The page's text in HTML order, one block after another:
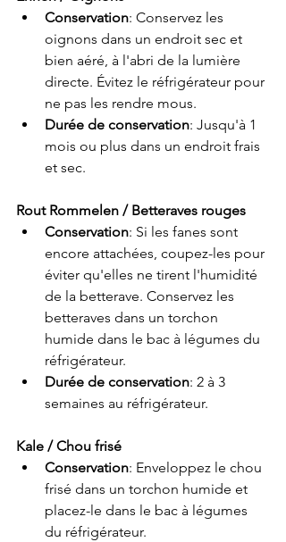
Conservation: Conservez les
oignons dans un endroit sec et
bien aéré, à l'abri de la lumière
directe. Évitez le réfrigérateur pour
ne pas les rendre mous.
Durée de conservation: Jusqu'à 1
mois ou plus dans un endroit frais
et sec.
Rout Rommelen / Betteraves rouges
Conservation: Si les fanes sont
encore attachées, coupez-les pour
éviter qu'elles ne tirent l'humidité
de la betterave. Conservez les
betteraves dans un torchon
humide dans le bac à légumes du
réfrigérateur.
Durée de conservation: 2 à 3
semaines au réfrigérateur.
Kale / Chou frisé
Conservation: Enveloppez le chou
frisé dans un torchon humide et
placez-le dans le bac à légumes
du réfrigérateur.